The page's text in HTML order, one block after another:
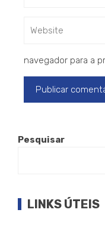
navegador para a
Pesquisar
LINKS ÚTEIS